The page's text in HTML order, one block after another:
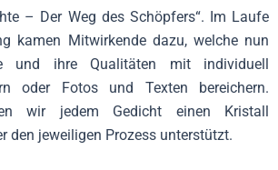
– Der Weg des Schöpfers“. Im Laufe
kamen Mitwirkende dazu, welche nun
und ihre Qualitäten mit individuell
oder Fotos und Texten bereichern.
wir jedem Gedicht einen Kristall
den jeweiligen Prozess unterstützt.